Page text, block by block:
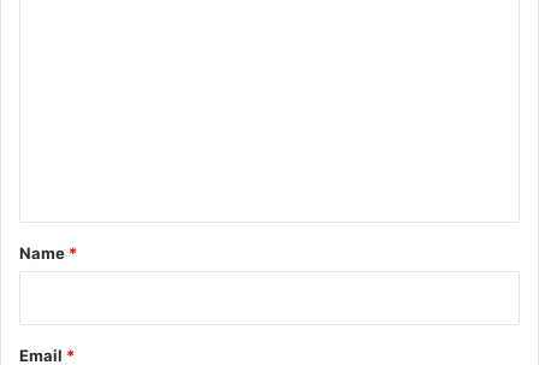
*
Name *
Email *